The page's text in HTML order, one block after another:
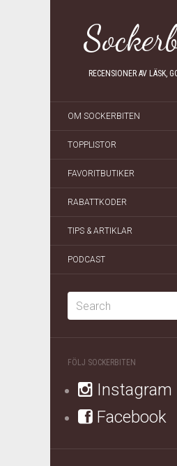
RECENSIONER AV LÄSK,
OM SOCKERBITEN
TOPPLISTOR
FAVORITBUTIKER
RABATTKODER
TIPS & ARTIKLAR
PODCAST
FÖLJ SOCKERBITEN
Instagram
Facebook